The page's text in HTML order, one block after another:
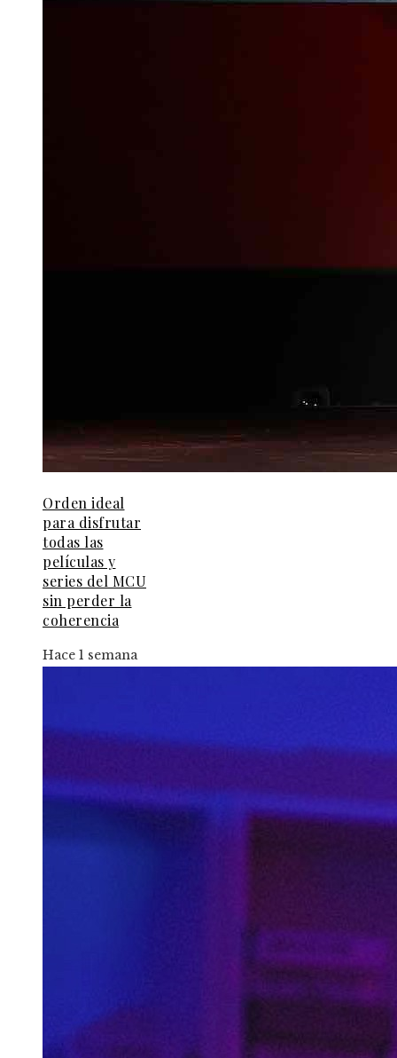
Orden ideal
para disfrutar
todas las
películas y
series del MCU
sin perder la
coherencia
Hace 1 semana